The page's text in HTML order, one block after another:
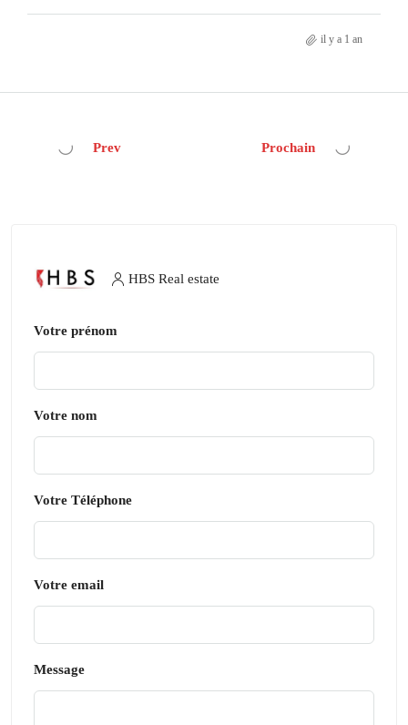
il y a 1 an
Prev Prochain
HBS Real estate
Votre prénom
Votre nom
Votre Téléphone
Votre email
Message